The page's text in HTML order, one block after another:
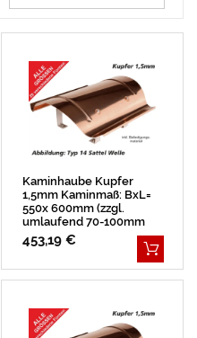
Kaminhaube Kupfer
1,5mm Kaminmaß: BxL=
550x 600mm (zzgl.
umlaufend 70-100mm
Überstand)
453,19 €